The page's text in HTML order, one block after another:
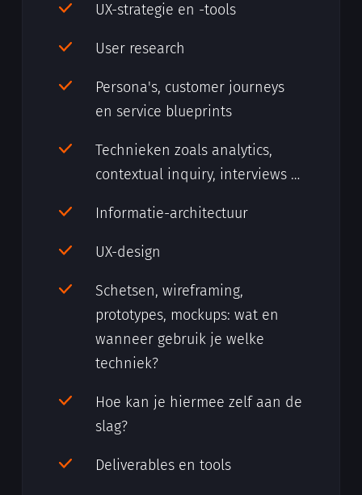
UX-strategie en -tools
User research
Persona's, customer journeys
en service blueprints
Technieken zoals analytics,
contextual inquiry, interviews …
Informatie-architectuur
UX-design
Schetsen, wireframing,
prototypes, mockups: wat en
wanneer gebruik je welke
techniek?
Hoe kan je hiermee zelf aan de
slag?
Deliverables en tools